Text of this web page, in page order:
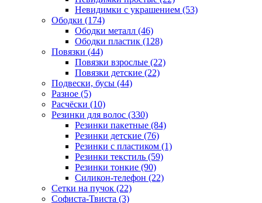
Невидимки с украшением (53)
Ободки (174)
Ободки металл (46)
Ободки пластик (128)
Повязки (44)
Повязки взрослые (22)
Повязки детские (22)
Подвески, бусы (44)
Разное (5)
Расчёски (10)
Резинки для волос (330)
Резинки пакетные (84)
Резинки детские (76)
Резинки с пластиком (1)
Резинки текстиль (59)
Резинки тонкие (90)
Силикон-телефон (22)
Сетки на пучок (22)
Софиста-Твиста (3)